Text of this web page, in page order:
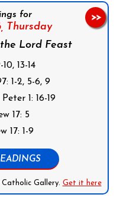
for
Thursday
Lord Feast
13-14
1-2, 5-6, 9
1: 16-19
17: 5
17: 1-9
Gallery. Get it here
>>